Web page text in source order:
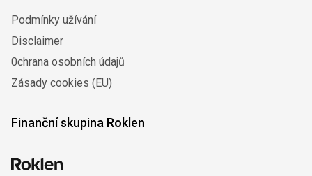
Podmínky užívání
Disclaimer
0chrana osobních údajů
Zásady cookies (EU)
Finanční skupina Roklen